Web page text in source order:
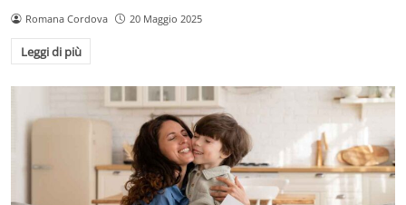
Romana Cordova 20 Maggio 2025
Leggi di più